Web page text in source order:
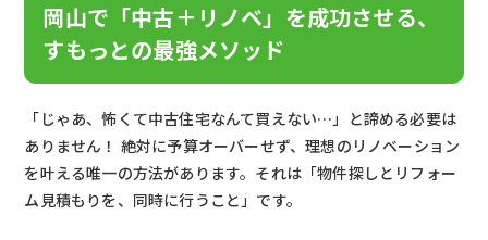
岡山で「中古＋リノベ」を成功させる、
すもっとの最強メソッド
「じゃあ、怖くて中古住宅なんて買えない…」と諦める必要は
ありません！ 絶対に予算オーバーせず、理想のリノベーション
を叶える唯一の方法があります。それは「物件探しとリフォー
ム見積もりを、同時に行うこと」です。